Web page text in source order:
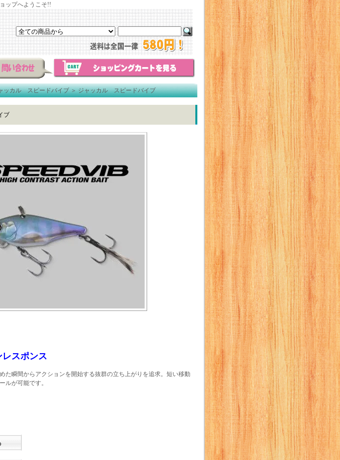
ップへようこそ!!
ッカル スピードバイブ＞ジャッカル スピードバイブ
ブ
スポンス
た瞬間からアクションを開始する抜群の立ち上がりを追求。短い移動
ルが可能です。